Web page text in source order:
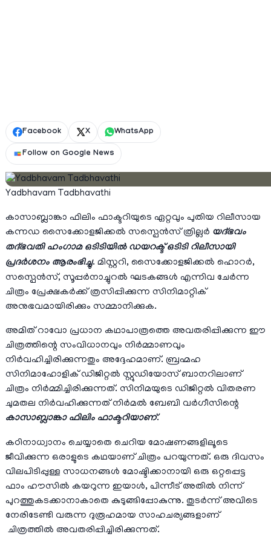
Facebook X WhatsApp
Follow on Google News
Yadbhavam Tadbhavathi
കാസാബ്ലാങ്കാ ഫിലിം ഫാക്ടറിയുടെ ഏറ്റവും പുതിയ റിലീസായ
കന്നഡ സൈക്കോളജിക്കൽ സസ്പെൻസ് ത്രില്ലർ യദ്ഭവം
തദ്ഭവതി ഹംഗാമ ഒടിടിയിൽ ഡയറക്ട് ഒടിടി റിലീസായി
പ്രദർശനം ആരംഭിച്ചു. മിസ്റ്ററി, സൈക്കോളജിക്കൽ ഹൊറർ,
സസ്പെൻസ്, സൂപ്പർനാച്ചുറൽ ഘടകങ്ങൾ എന്നിവ ചേർന്ന
ചിത്രം പ്രേക്ഷകർക്ക് ത്രസിപ്പിക്കുന്ന സിനിമാറ്റിക്
അനുഭവമായിരിക്കും സമ്മാനിക്കുക.
അമിത് റാവോ പ്രധാന കഥാപാത്രത്തെ അവതരിപ്പിക്കുന്ന ഈ
ചിത്രത്തിന്റെ സംവിധാനവും നിർമ്മാണവും
നിർവഹിച്ചിരിക്കുന്നതും അദ്ദേഹമാണ്. ബ്രഹ്മഹ
സിനിമാഹോളിക് ഡിജിറ്റൽ സ്റ്റുഡിയോസ് ബാനറിലാണ്
ചിത്രം നിർമ്മിച്ചിരിക്കുന്നത്. സിനിമയുടെ ഡിജിറ്റൽ വിതരണ
ചുമതല നിർവഹിക്കുന്നത് നിർമൽ ബേബി വർഗീസിന്റെ
കാസാബ്ലാങ്കാ ഫിലിം ഫാക്ടറിയാണ്.
കഠിനാധ്വാനം ചെയ്യാതെ ചെറിയ മോഷണങ്ങളിലൂടെ
ജീവിക്കുന്ന ഒരാളുടെ കഥയാണ് ചിത്രം പറയുന്നത്. ഒരു ദിവസം
വിലപിടിപ്പുള്ള സാധനങ്ങൾ മോഷ്ടിക്കാനായി ഒരു ഒറ്റപ്പെട്ട
ഫാം ഹൗസിൽ കയറുന്ന ഇയാൾ, പിന്നീട് അതിൽ നിന്ന്
പുറത്തുകടക്കാനാകാതെ കുടുങ്ങിപ്പോകുന്നു. തുടർന്ന് അവിടെ
നേരിടേണ്ടി വരുന്ന ദുരൂഹമായ സാഹചര്യങ്ങളാണ്
ചിത്രത്തിൽ അവതരിപ്പിച്ചിരിക്കുന്നത്.